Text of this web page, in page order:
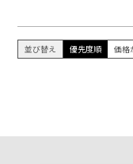
並び替え 優先度順 価格